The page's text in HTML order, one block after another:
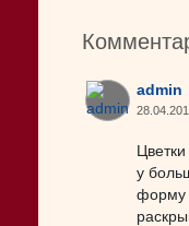
admin
у
форму